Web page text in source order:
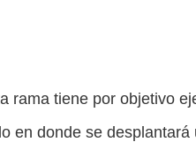
rama tiene por objetivo
en donde se